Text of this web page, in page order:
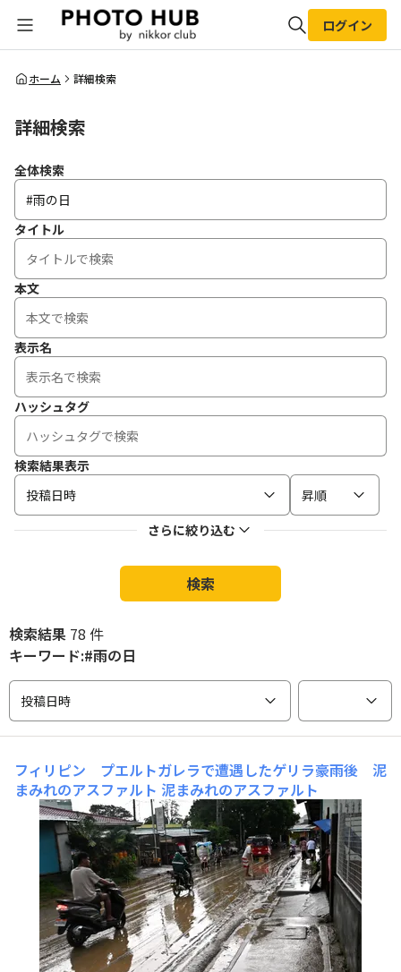
全体検索
ログイン
ホーム 詳細検索
詳細検索
全体検索
タイトル
本文
表示名
ハッシュタグ
検索結果表示
投稿日時
昇順
さらに絞り込む
検索
検索結果 78 件
キーワード:#雨の日
投稿日時
フィリピン プエルトガレラで遭遇したゲリラ豪雨後 泥
まみれのアスファルト 泥まみれのアスファルト